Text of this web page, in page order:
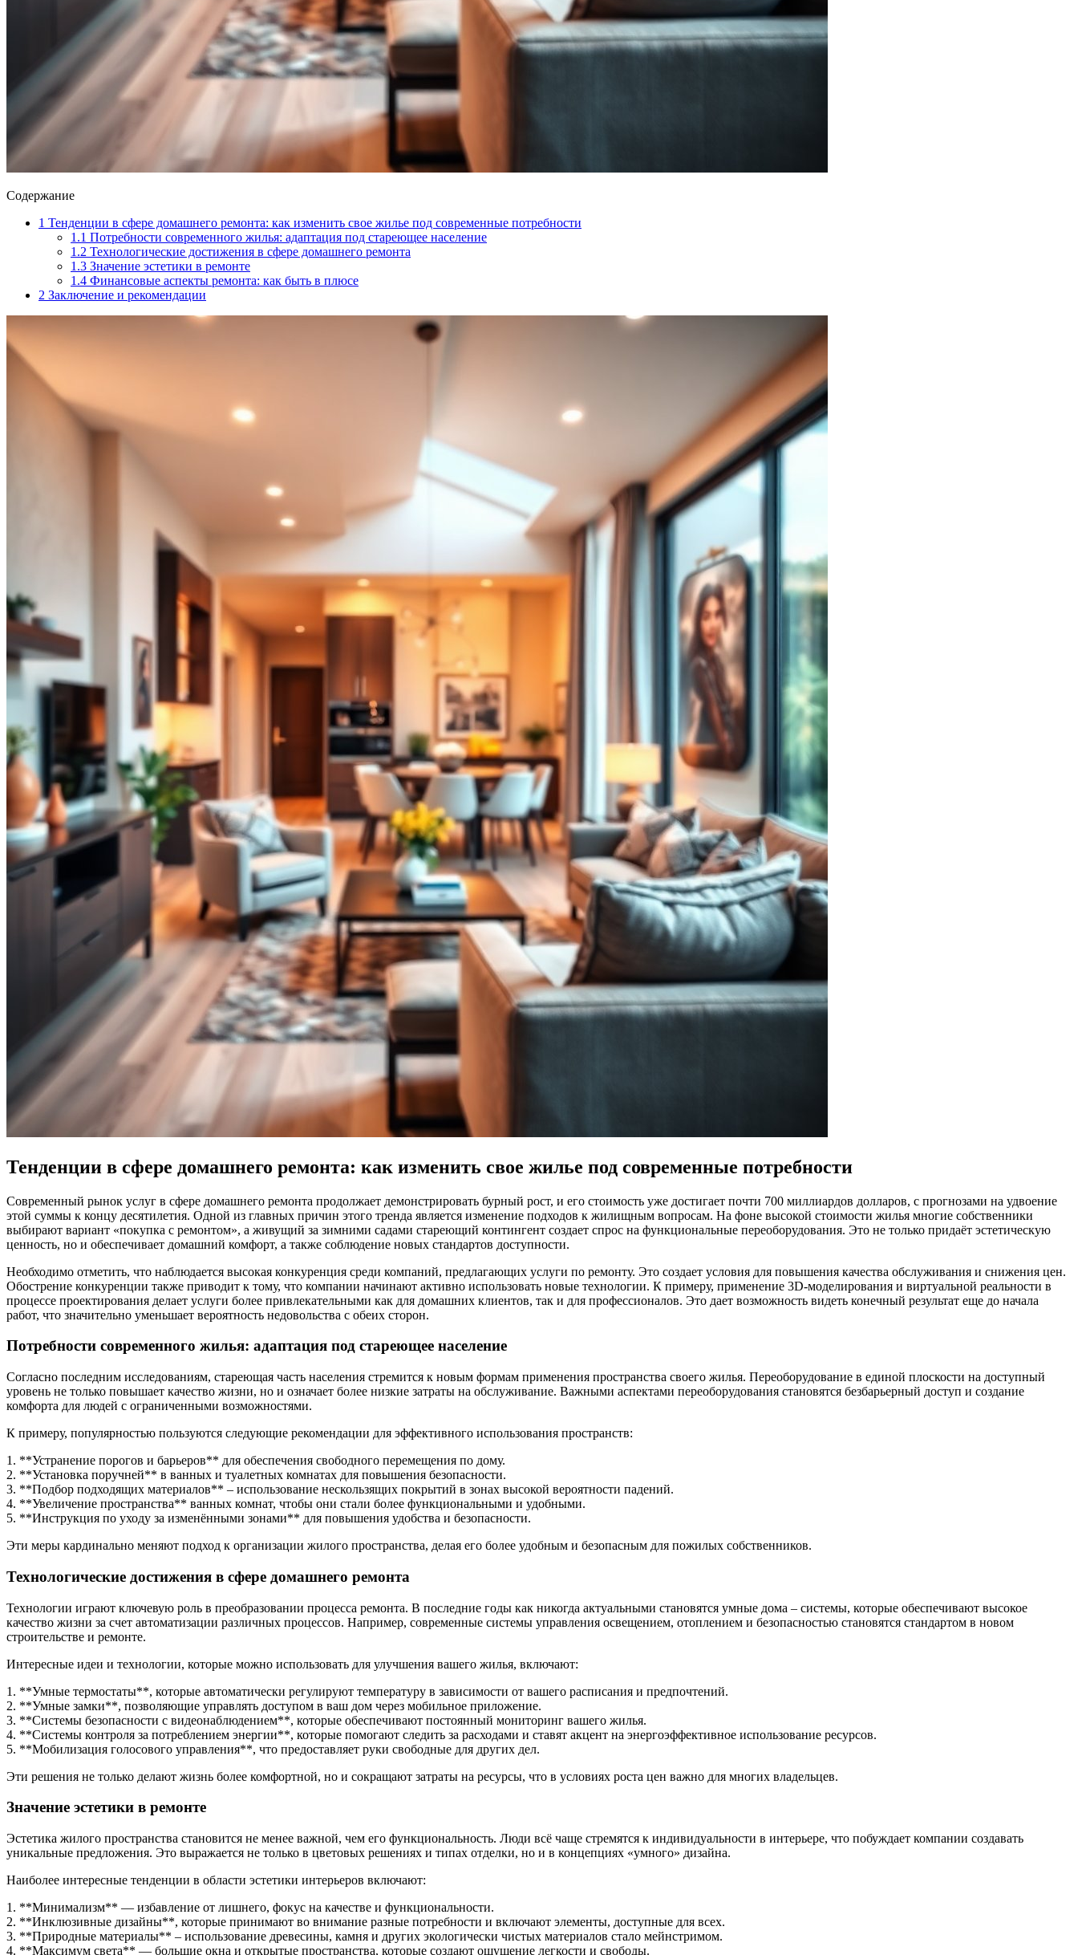
Содержание
1 Тенденции в сфере домашнего ремонта: как изменить свое жилье под современные потребности
1.1 Потребности современного жилья: адаптация под стареющее население
1.2 Технологические достижения в сфере домашнего ремонта
1.3 Значение эстетики в ремонте
1.4 Финансовые аспекты ремонта: как быть в плюсе
2 Заключение и рекомендации
Тенденции в сфере домашнего ремонта: как изменить свое жилье под современные потребности
Современный рынок услуг в сфере домашнего ремонта продолжает демонстрировать бурный рост, и его стоимость уже достигает почти 700 миллиардов долларов, с прогнозами на удвоение
этой суммы к концу десятилетия. Одной из главных причин этого тренда является изменение подходов к жилищным вопросам. На фоне высокой стоимости жилья многие собственники
выбирают вариант «покупка с ремонтом», а живущий за зимними садами стареющий контингент создает спрос на функциональные переоборудования. Это не только придаёт эстетическую
ценность, но и обеспечивает домашний комфорт, а также соблюдение новых стандартов доступности.
Необходимо отметить, что наблюдается высокая конкуренция среди компаний, предлагающих услуги по ремонту. Это создает условия для повышения качества обслуживания и снижения цен.
Обострение конкуренции также приводит к тому, что компании начинают активно использовать новые технологии. К примеру, применение 3D-моделирования и виртуальной реальности в
процессе проектирования делает услуги более привлекательными как для домашних клиентов, так и для профессионалов. Это дает возможность видеть конечный результат еще до начала
работ, что значительно уменьшает вероятность недовольства с обеих сторон.
Потребности современного жилья: адаптация под стареющее население
Согласно последним исследованиям, стареющая часть населения стремится к новым формам применения пространства своего жилья. Переоборудование в единой плоскости на доступный
уровень не только повышает качество жизни, но и означает более низкие затраты на обслуживание. Важными аспектами переоборудования становятся безбарьерный доступ и создание
комфорта для людей с ограниченными возможностями.
К примеру, популярностью пользуются следующие рекомендации для эффективного использования пространств:
1. **Устранение порогов и барьеров** для обеспечения свободного перемещения по дому.
2. **Установка поручней** в ванных и туалетных комнатах для повышения безопасности.
3. **Подбор подходящих материалов** – использование нескользящих покрытий в зонах высокой вероятности падений.
4. **Увеличение пространства** ванных комнат, чтобы они стали более функциональными и удобными.
5. **Инструкция по уходу за изменёнными зонами** для повышения удобства и безопасности.
Эти меры кардинально меняют подход к организации жилого пространства, делая его более удобным и безопасным для пожилых собственников.
Технологические достижения в сфере домашнего ремонта
Технологии играют ключевую роль в преобразовании процесса ремонта. В последние годы как никогда актуальными становятся умные дома – системы, которые обеспечивают высокое
качество жизни за счет автоматизации различных процессов. Например, современные системы управления освещением, отоплением и безопасностью становятся стандартом в новом
строительстве и ремонте.
Интересные идеи и технологии, которые можно использовать для улучшения вашего жилья, включают:
1. **Умные термостаты**, которые автоматически регулируют температуру в зависимости от вашего расписания и предпочтений.
2. **Умные замки**, позволяющие управлять доступом в ваш дом через мобильное приложение.
3. **Системы безопасности с видеонаблюдением**, которые обеспечивают постоянный мониторинг вашего жилья.
4. **Системы контроля за потреблением энергии**, которые помогают следить за расходами и ставят акцент на энергоэффективное использование ресурсов.
5. **Мобилизация голосового управления**, что предоставляет руки свободные для других дел.
Эти решения не только делают жизнь более комфортной, но и сокращают затраты на ресурсы, что в условиях роста цен важно для многих владельцев.
Значение эстетики в ремонте
Эстетика жилого пространства становится не менее важной, чем его функциональность. Люди всё чаще стремятся к индивидуальности в интерьере, что побуждает компании создавать
уникальные предложения. Это выражается не только в цветовых решениях и типах отделки, но и в концепциях «умного» дизайна.
Наиболее интересные тенденции в области эстетики интерьеров включают:
1. **Минимализм** — избавление от лишнего, фокус на качестве и функциональности.
2. **Инклюзивные дизайны**, которые принимают во внимание разные потребности и включают элементы, доступные для всех.
3. **Природные материалы** – использование древесины, камня и других экологически чистых материалов стало мейнстримом.
4. **Максимум света** — большие окна и открытые пространства, которые создают ощущение легкости и свободы.